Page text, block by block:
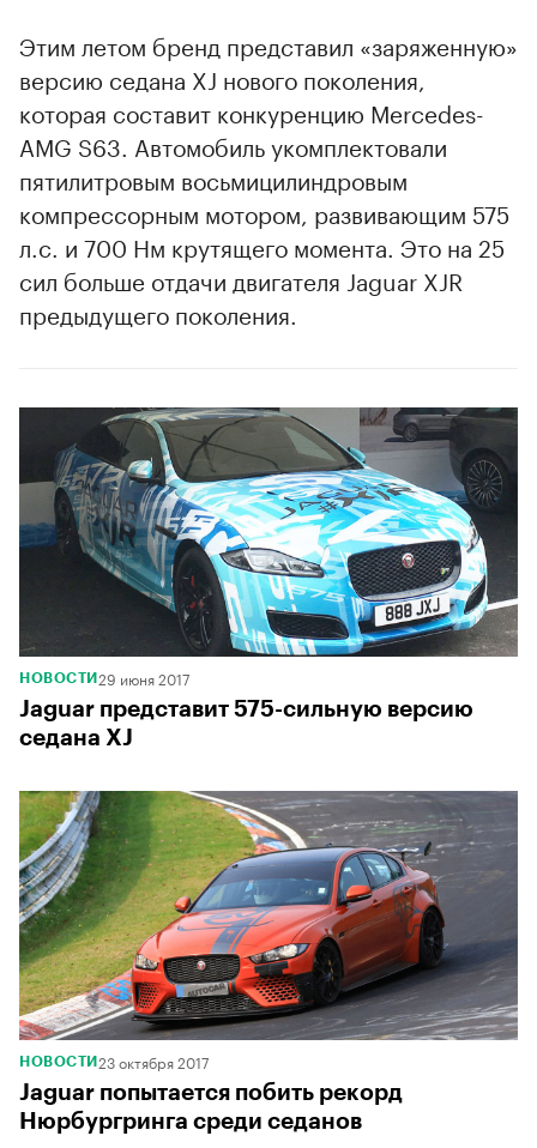
00:00 / 00:00
Этим летом бренд представил «заряженную»
версию седана XJ нового поколения,
которая составит конкуренцию Mercedes-
AMG S63. Автомобиль укомплектовали
пятилитровым восьмицилиндровым
компрессорным мотором, развивающим 575
л.с. и 700 Нм крутящего момента. Это на 25
сил больше отдачи двигателя Jaguar XJR
предыдущего поколения.
НОВОСТИ 29 июня 2017
Jaguar представит 575-сильную версию
седана XJ
НОВОСТИ 23 октября 2017
Jaguar попытается побить рекорд
Нюрбургринга среди седанов